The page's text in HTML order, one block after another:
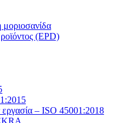
(EPD)
εργασία – ISO 45001:2018